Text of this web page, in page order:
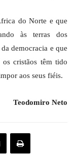
do Norte e que
às terras dos
democracia e que
os cristãos têm tido
aos seus fiéis.
Teodomiro Neto